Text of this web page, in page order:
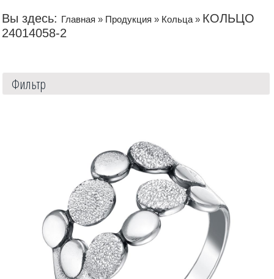
Вы здесь: Главная » Продукция » Кольца » КОЛЬЦО
24014058-2
Фильтр